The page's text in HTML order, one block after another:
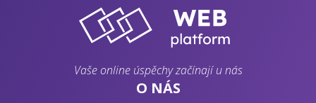
Vaše online úspěchy začínají u nás
O NÁS